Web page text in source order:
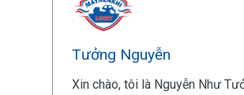
Tưởng Nguyễn
Xin chào, tôi là Nguyễn Như